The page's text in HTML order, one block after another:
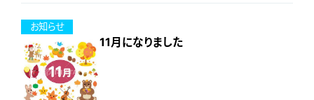
お知らせ
11月になりました